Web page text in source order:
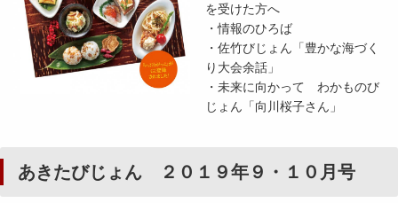
を受けた方へ
・情報のひろば
・佐竹びじょん「豊かな海づく
り大会余話」
・未来に向かって わかものび
じょん「向川桜子さん」
あきたびじょん ２０１９年９・１０月号